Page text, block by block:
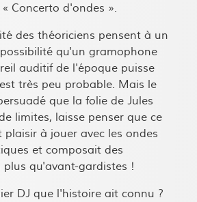
Concerto d'ondes ».
des théoriciens pensent à un
qu'un gramophone
auditif de l'époque puisse
très peu probable. Mais le
que la folie de Jules
limites, laisse penser que ce
à jouer avec les ondes
et composait des
plus qu'avant-gardistes !
DJ que l'histoire ait connu ?